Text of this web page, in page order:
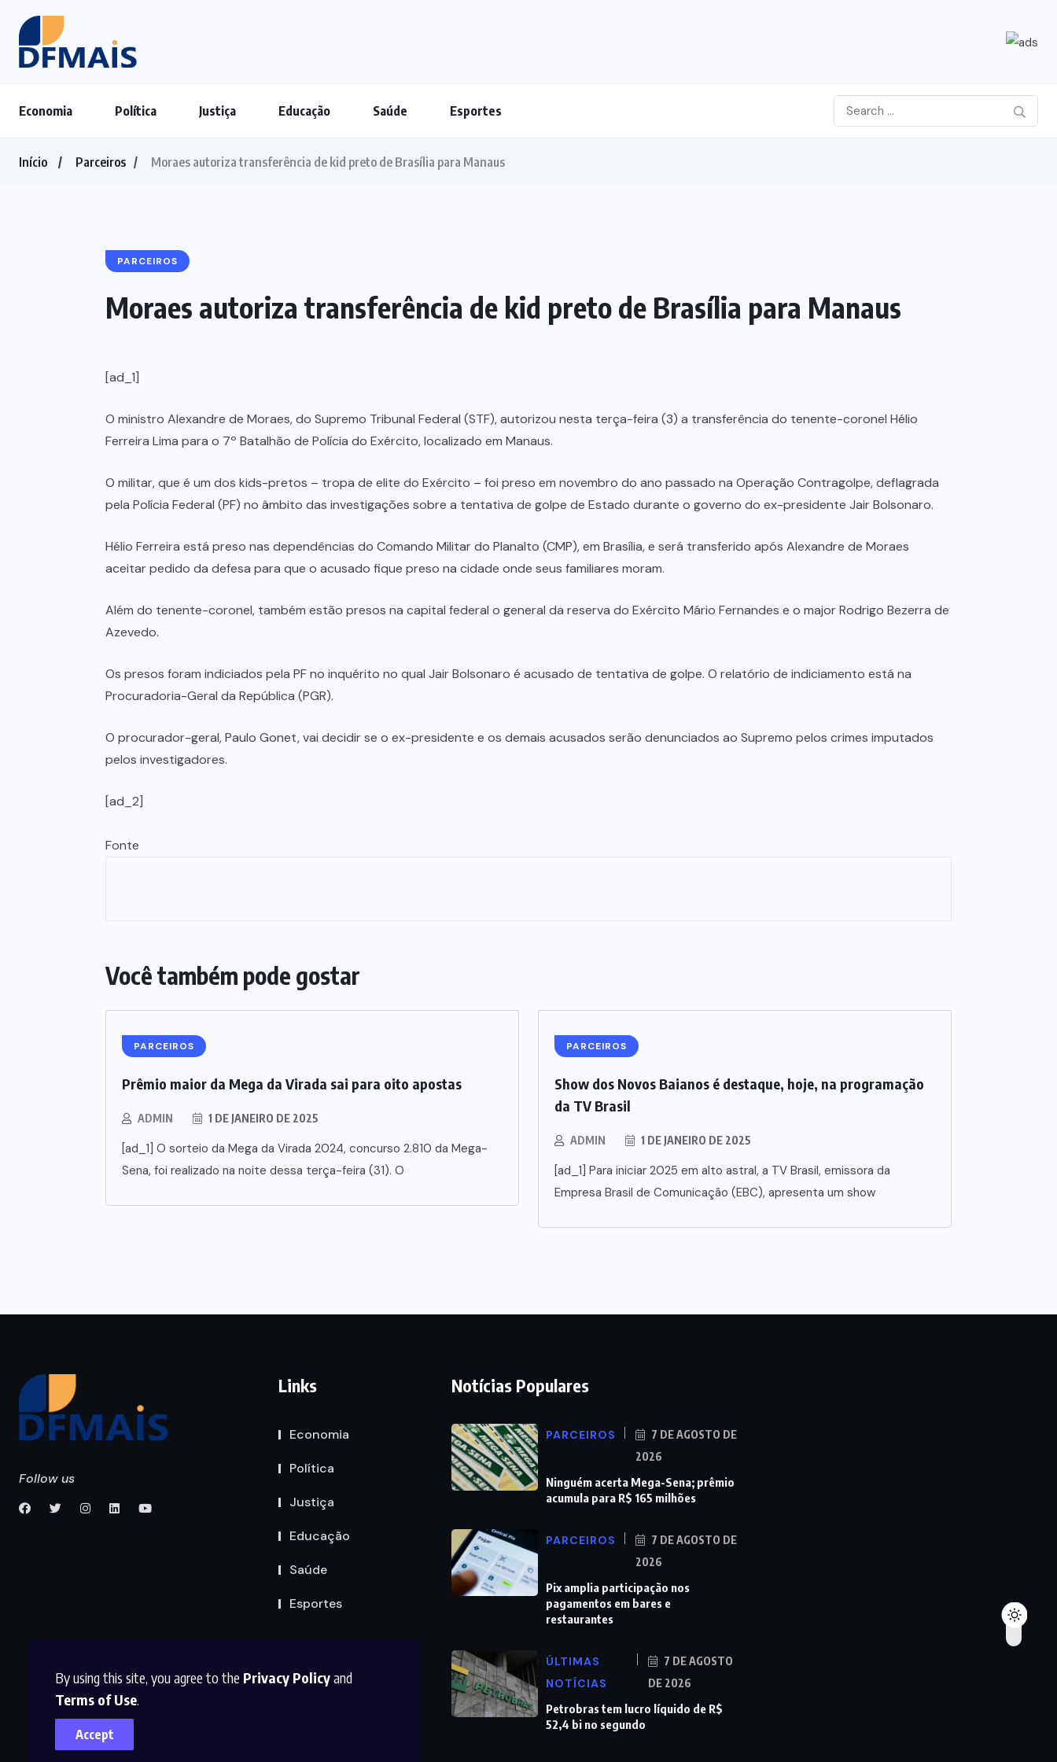
By using this site, you agree to the Privacy Policyand
Terms of Use.
Accept
Economia Política Justiça Educação Saúde Esportes
Início Parceiros Moraes autoriza transferência de kid preto de Brasília para Manaus
PARCEIROS
Moraes autoriza transferência de kid preto de Brasília para Manaus
[ad_1]
O ministro Alexandre de Moraes, do Supremo Tribunal Federal (STF), autorizou nesta terça-feira (3) a transferência do tenente-coronel Hélio
Ferreira Lima para o 7º Batalhão de Polícia do Exército, localizado em Manaus.
O militar, que é um dos kids-pretos – tropa de elite do Exército – foi preso em novembro do ano passado na Operação Contragolpe, deflagrada
pela Polícia Federal (PF) no âmbito das investigações sobre a tentativa de golpe de Estado durante o governo do ex-presidente Jair Bolsonaro.
Hélio Ferreira está preso nas dependências do Comando Militar do Planalto (CMP), em Brasília, e será transferido após Alexandre de Moraes
aceitar pedido da defesa para que o acusado fique preso na cidade onde seus familiares moram.
Além do tenente-coronel, também estão presos na capital federal o general da reserva do Exército Mário Fernandes e o major Rodrigo Bezerra de
Azevedo.
Os presos foram indiciados pela PF no inquérito no qual Jair Bolsonaro é acusado de tentativa de golpe. O relatório de indiciamento está na
Procuradoria-Geral da República (PGR).
O procurador-geral, Paulo Gonet, vai decidir se o ex-presidente e os demais acusados serão denunciados ao Supremo pelos crimes imputados
pelos investigadores.
[ad_2]
Fonte
Você também pode gostar
PARCEIROS
Prêmio maior da Mega da Virada sai para oito apostas
ADMIN 1 DE JANEIRO DE 2025
[ad_1] O sorteio da Mega da Virada 2024, concurso 2.810 da Mega-
Sena, foi realizado na noite dessa terça-feira (31). O
PARCEIROS
Show dos Novos Baianos é destaque, hoje, na programação
da TV Brasil
ADMIN 1 DE JANEIRO DE 2025
[ad_1] Para iniciar 2025 em alto astral, a TV Brasil, emissora da
Empresa Brasil de Comunicação (EBC), apresenta um show
Follow us
Links
Economia
Política
Justiça
Educação
Saúde
Esportes
Notícias Populares
PARCEIROS
7 DE AGOSTO DE
2026
Ninguém acerta Mega-Sena; prêmio
acumula para R$ 165 milhões
PARCEIROS
7 DE AGOSTO DE
2026
Pix amplia participação nos
pagamentos em bares e
restaurantes
ÚLTIMAS
NOTÍCIAS
7 DE AGOSTO
DE 2026
Petrobras tem lucro líquido de R$
52,4 bi no segundo